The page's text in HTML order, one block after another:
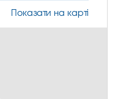
Показати на карті